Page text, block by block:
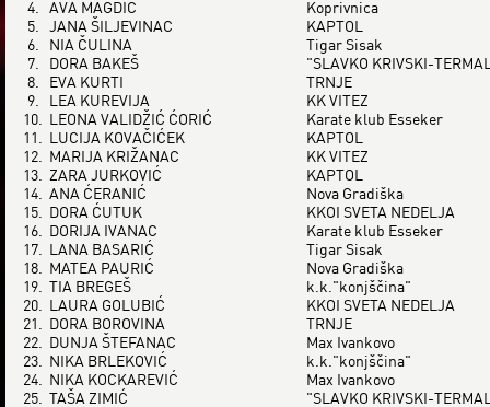
4.
AVA MAGDIĆ
Koprivnica
5.
JANA ŠILJEVINAC
KAPTOL
6.
NIA ČULINA
Tigar Sisak
7.
DORA BAKEŠ
"SLAVKO KRIVSKI-
8.
EVA KURTI
TRNJE
9.
LEA KUREVIJA
KK VITEZ
10.
LEONA VALIDŽIĆ ĆORIĆ
Karate klub Esseker
11.
LUCIJA KOVAČIĆEK
KAPTOL
12.
MARIJA KRIŽANAC
KK VITEZ
13.
ZARA JURKOVIĆ
KAPTOL
14. ANA ĆERANIĆ
Nova Gradiška
15.
DORA ĆUTUK
KKOI SVETA NEDELJA
16.
DORIJA IVANAC
Karate klub Esseker
17.
LANA BASARIĆ
Tigar Sisak
18.
MATEA PAURIĆ
Nova Gradiška
19. TIA BREGEŠ
k.k."konjščina"
20.
LAURA GOLUBIĆ
KKOI SVETA NEDELJA
21.
DORA BOROVINA
TRNJE
22.
DUNJA ŠTEFANAC
Max Ivankovo
23.
NIKA BRLEKOVIĆ
k.k."konjščina"
24.
NIKA KOCKAREVIĆ
Max Ivankovo
25. TAŠA ZIMIĆ
"SLAVKO KRIVSKI-